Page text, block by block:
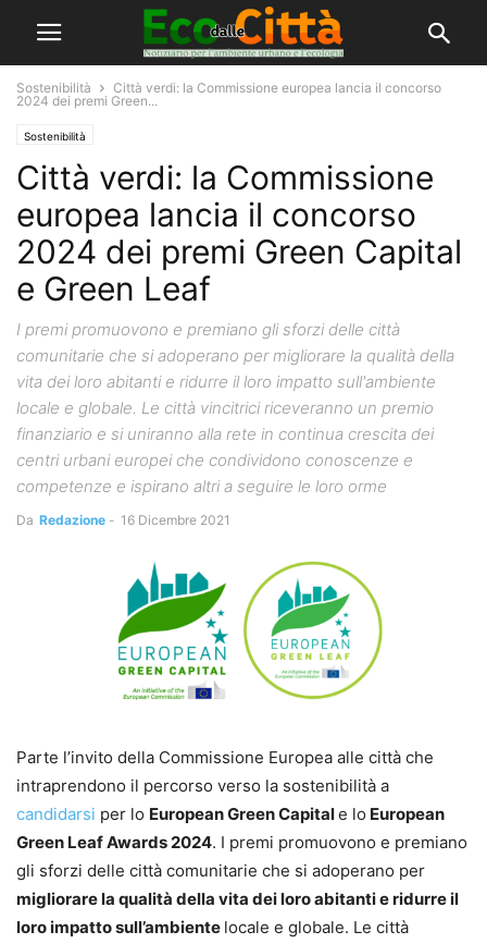
Sostenibilità
Città verdi: la Commissione europea lancia il concorso
2024 dei premi Green...
Sostenibilità
Città verdi: la Commissione
europea lancia il concorso
2024 dei premi Green Capital
e Green Leaf
I premi promuovono e premiano gli sforzi delle città
comunitarie che si adoperano per migliorare la qualità della
vita dei loro abitanti e ridurre il loro impatto sull'ambiente
locale e globale. Le città vincitrici riceveranno un premio
finanziario e si uniranno alla rete in continua crescita dei
centri urbani europei che condividono conoscenze e
competenze e ispirano altri a seguire le loro orme
Da Redazione - 16 Dicembre 2021
Parte l’invito della Commissione Europea alle città che
intraprendono il percorso verso la sostenibilità a
candidarsi per lo European Green Capitale lo European
Green Leaf Awards 2024. I premi promuovono e premiano
gli sforzi delle città comunitarie che si adoperano per
migliorare la qualità della vita dei loro abitanti e ridurre il
loro impatto sull’ambiente locale e globale. Le città